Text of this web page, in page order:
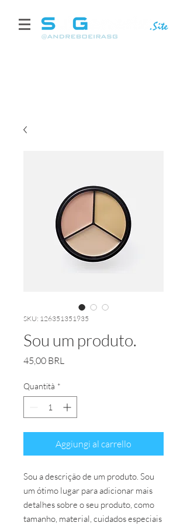
SKU: 126351351935
Sou um produto.
45,00 BRL
Quantità *
Aggiungi al carrello
Sou a descrição de um produto. Sou
um ótimo lugar para adicionar mais
detalhes sobre o seu produto, como
tamanho, material, cuidados especiais